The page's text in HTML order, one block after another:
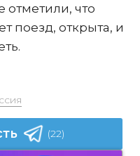
отметили, что
поезд, открыта, и
(22)